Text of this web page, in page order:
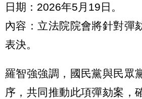
日期：2026年5月19日。
內容：立法院院會將針對彈
表決。
羅智強強調，國民黨與民眾
序，共同推動此項彈劾案，